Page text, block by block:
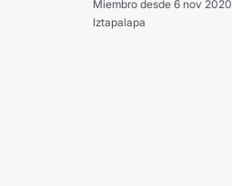
Miembro desde 6 nov 2020
Iztapalapa